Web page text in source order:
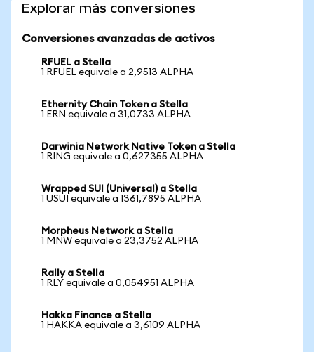
Explorar más conversiones
Conversiones avanzadas de activos
RFUEL a Stella
1 RFUEL equivale a 2,9513 ALPHA
Ethernity Chain Token a Stella
1 ERN equivale a 31,0733 ALPHA
Darwinia Network Native Token a Stella
1 RING equivale a 0,627355 ALPHA
Wrapped SUI (Universal) a Stella
1 USUI equivale a 1361,7895 ALPHA
Morpheus Network a Stella
1 MNW equivale a 23,3752 ALPHA
Rally a Stella
1 RLY equivale a 0,054951 ALPHA
Hakka Finance a Stella
1 HAKKA equivale a 3,6109 ALPHA